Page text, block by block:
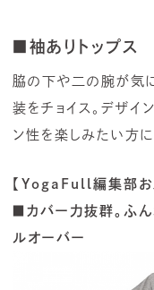
■袖ありトップス
脇の下や二の腕が気
装をチョイス。デザイ
ン性を楽しみたい方に
【YogaFull編集部お
■カバー力抜群。ふ
ルオーバー